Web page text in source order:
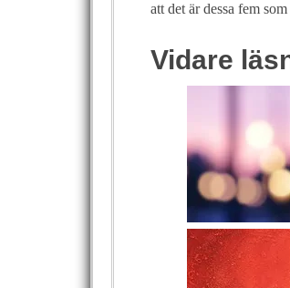
att det är dessa fem
Vidare